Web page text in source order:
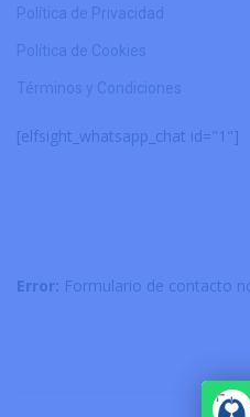
Política de Privacidad
Política de Cookies
Términos y Condiciones
[elfsight_whatsapp_chat id="1"]
Error: Formulario de contacto